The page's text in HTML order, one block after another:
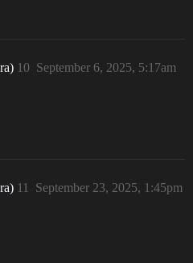
September 6, 2025, 5:17am
10
September 23, 2025, 1:45pm
11